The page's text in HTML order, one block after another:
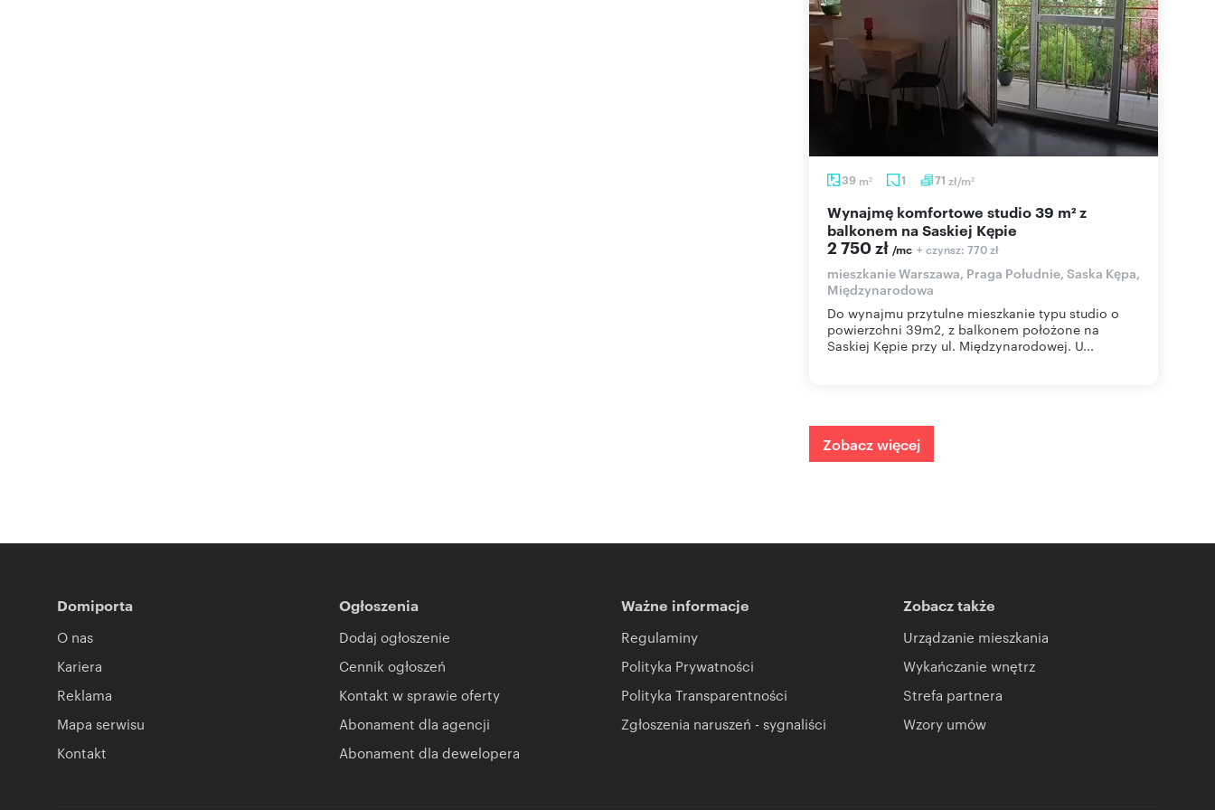
39 m2 1 71 zł/m2
Wynajmę komfortowe studio 39 m² z
balkonem na Saskiej Kępie
2 750 zł /mc + czynsz: 770 zł
mieszkanie Warszawa, Praga Południe, Saska Kępa,
Międzynarodowa
Do wynajmu przytulne mieszkanie typu studio o
powierzchni 39m2, z balkonem położone na
Saskiej Kępie przy ul. Międzynarodowej. U...
Zobacz więcej
Domiporta
O nas
Kariera
Reklama
Mapa serwisu
Kontakt
Ogłoszenia
Dodaj ogłoszenie
Cennik ogłoszeń
Kontakt w sprawie oferty
Abonament dla agencji
Abonament dla dewelopera
Ważne informacje
Regulaminy
Polityka Prywatności
Polityka Transparentności
Zgłoszenia naruszeń - sygnaliści
Zobacz także
Urządzanie mieszkania
Wykańczanie wnętrz
Strefa partnera
Wzory umów